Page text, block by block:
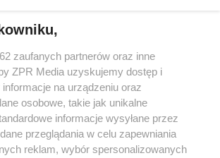
zaufanych partnerów oraz inne
ZPR Media uzyskujemy dostęp i
na urządzeniu oraz
osobowe, takie jak unikalne
informacje wysyłane przez
przeglądania w celu zapewniania
reklam, wybór spersonalizowanych